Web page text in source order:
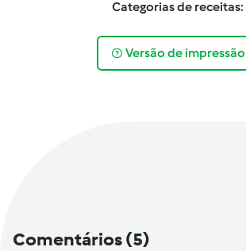
Categorias de receitas:
Versão de impressão
Comentários(5)